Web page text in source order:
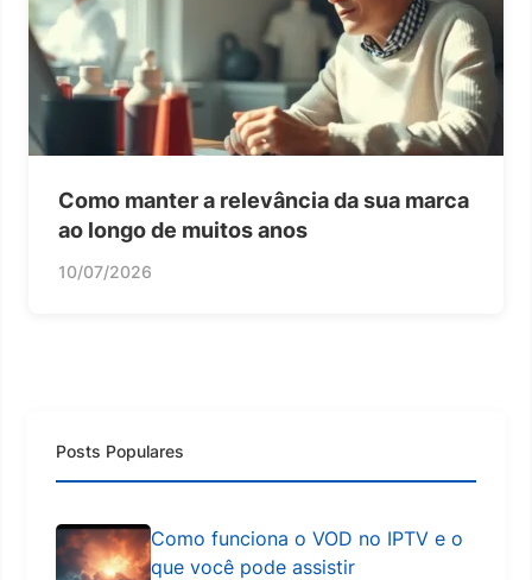
Como manter a relevância da sua marca
ao longo de muitos anos
10/07/2026
Posts Populares
Como funciona o VOD no IPTV e o
que você pode assistir